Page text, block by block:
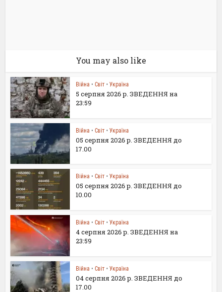
You may also like
Війна • Світ • Україна
5 серпня 2026 р. ЗВЕДЕННЯ на
23:59
Війна • Світ • Україна
05 серпня 2026 р. ЗВЕДЕННЯ до
17.00
Війна • Світ • Україна
05 серпня 2026 р. ЗВЕДЕННЯ до
10.00
Війна • Світ • Україна
4 серпня 2026 р. ЗВЕДЕННЯ на
23:59
Війна • Світ • Україна
04 серпня 2026 р. ЗВЕДЕННЯ до
17.00